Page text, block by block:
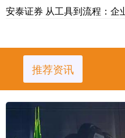
安泰证券 从工具到流程：企
推荐资讯